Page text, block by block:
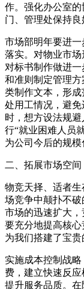
作。强化办公室
门、管理处保持良
市场部明年要进
落实。对物业市场
对标书制作做进
和准则制定管理
类制作文本，形
处用工情况，避
时，想方设法规
行“就业困难人员
为公司今后的规模
二、拓展市场空
物竞天择、适者
场竞争中颠扑不
市场的迅速扩大
要充分地提高核心
为我们搭建了宝贵
实施成本控制战
费，建立快速反
提升服务品质。